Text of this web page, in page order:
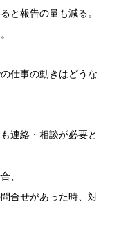
と報告の量も減る。
仕事の動きはどうな
連絡・相談が必要と
、
合せがあった時、対